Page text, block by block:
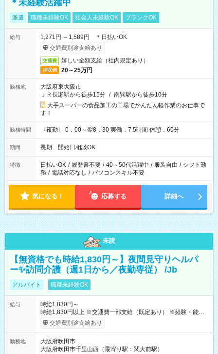
＊未経験活躍中
派遣 職種未経験OK 社会人未経験OK ブランクOK
給与
1,271円 ～1,589円 ＊日払いOK
交通費別途支給あり
交通費 嬉しい全額支給（社内規定あり）
月収例 20～25万円
勤務地
大阪府東大阪市
ＪＲ長瀬駅から徒歩15分 / 南巽駅から徒歩10分
大手スーパーの食品加工の工場でかんたん軽作業のお仕事で
す！
勤務時間 〈夜勤〉 0：00～翌8：30 実働：7.5時間 休憩：60分
期間 長期 開始日相談OK
特徴 日払いOK / 履歴書不要 / 40～50代活躍中 / 服装自由 / シフト勤
務 / 電話対応なし / パソコンスキル不要
気になる！ 応募する 詳細へ
未読
【無資格でも時給1,830円～】夜間見守りヘルパ
ー✨訪問介護（週1日から／夜勤専従） /Jb
アルバイト 職種未経験OK
給与
時給1,830円～
時給1,830円以上 ※交通費一部支給（既定あり） ※経験・能力を
考慮して決定します 【収入例】 週1回勤務の場合：1,830円×8時
間×4回=5万8,560円 週3回勤務の場合：1,830円×8時間×12回
月 ※ 雇用形態と給与に、本採用時と異なる部分があります。 雇
用形態：本採用時と同じです。 給与：時給 1,610円以上
交通費別途支給あり
勤務地
大阪府吹田市
大阪府吹田市千里山西（最寄り駅：関大前駅）